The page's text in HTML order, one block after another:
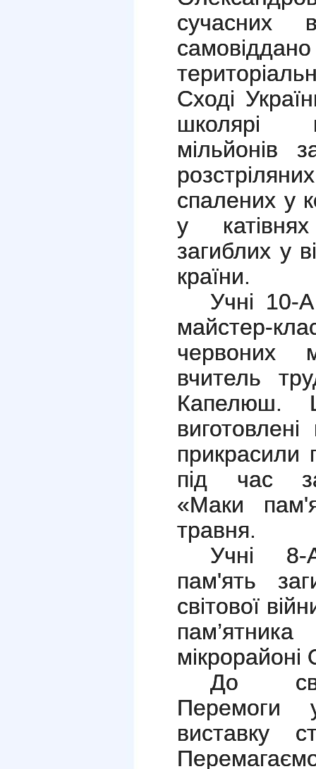
сучасних
Сході
школярі
мільйонів
спалених у
у катівнях
загиблих у
країни.
Учні 10-
майстер-
червоних
вчитель
Капелюш.
прикрасили
під час
«Маки
травня.
Учні 8-
пам'ять
світової
мікрорайоні
До
Перемоги
виставку